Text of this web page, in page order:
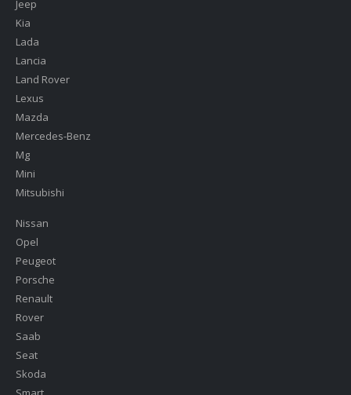
Jeep
Kia
Lada
Lancia
Land Rover
Lexus
Mazda
Mercedes-Benz
Mg
Mini
Mitsubishi
Nissan
Opel
Peugeot
Porsche
Renault
Rover
Saab
Seat
Skoda